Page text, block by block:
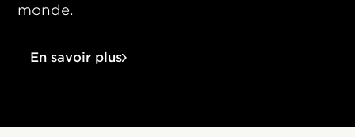
monde.
En savoir plus